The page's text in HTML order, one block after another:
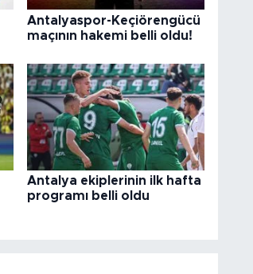
Antalyaspor-Keçiörengücü
maçının hakemi belli oldu!
Antalya ekiplerinin ilk hafta
programı belli oldu